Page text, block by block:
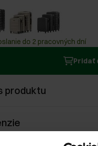
do 2 pracovných dní
Pridať
produktu